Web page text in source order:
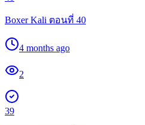
Boxer Kali ตอนที่ 40
4 months ago
2
39